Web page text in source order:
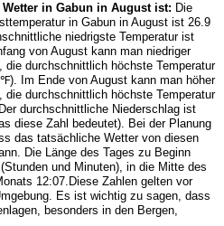
in Gabun in August ist: Die
in Gabun in August ist 26.9
niedrigste Temperatur ist
von August kann man niedriger
die durchschnittlich höchste Temperatur
Im Ende von August kann man höher
die durchschnittlich höchste Temperatur
durchschnittliche Niederschlag ist
diese Zahl bedeutet). Bei der Planung
das tatsächliche Wetter von diesen
Die Länge des Tages zu Beginn
und Minuten), in die Mitte des
12:07.Diese Zahlen gelten vor
Es ist wichtig zu sagen, dass
besonders in den Bergen,